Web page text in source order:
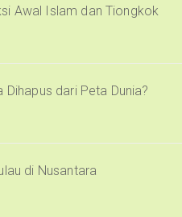
Awal Islam dan Tiongkok
dari Peta Dunia?
di Nusantara